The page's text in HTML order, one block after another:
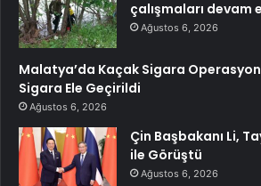
çalışmaları devam
Ağustos 6, 2026
Malatya’da Kaçak Sigara
Sigara Ele Geçirildi
Ağustos 6, 2026
Çin Başbakanı Li,
ile Görüştü
Ağustos 6, 2026